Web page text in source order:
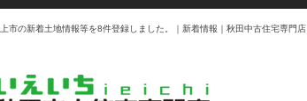
市の新着土地情報等を8件登録しました。｜新着情報｜秋田中古住宅専門店